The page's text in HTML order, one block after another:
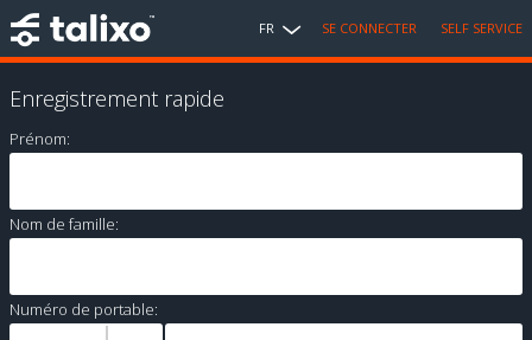
FR SE CONNECTER SELF SERVICE
Enregistrement rapide
Prénom:
Nom de famille:
Numéro de portable: